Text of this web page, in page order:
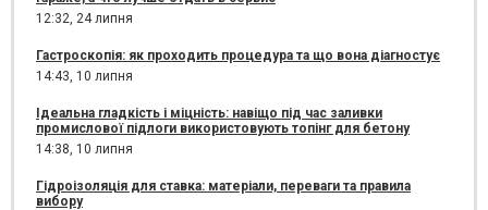
12:32, 24 липня
Гастроскопія: як проходить процедура та що вона діагностує
14:43, 10 липня
Ідеальна гладкість і міцність: навіщо під час заливки
промислової підлоги використовують топінг для бетону
14:38, 10 липня
Гідроізоляція для ставка: матеріали, переваги та правила
вибору